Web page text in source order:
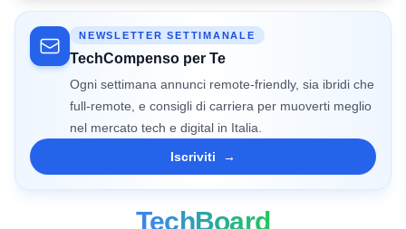
NEWSLETTER SETTIMANALE
TechCompenso per Te
Ogni settimana annunci remote-friendly, sia ibridi che
full-remote, e consigli di carriera per muoverti meglio
nel mercato tech e digital in Italia.
Iscriviti
→
TechBoard